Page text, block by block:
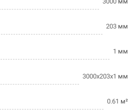
203 мм
1 мм
3000х203х1 мм
0.61 м²